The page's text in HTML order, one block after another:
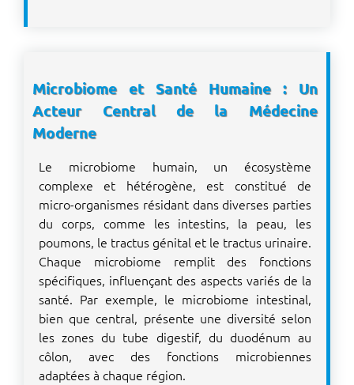
Microbiome et Santé Humaine : Un
Acteur Central de la Médecine
Moderne
Le microbiome humain, un écosystème
complexe et hétérogène, est constitué de
micro-organismes résidant dans diverses parties
du corps, comme les intestins, la peau, les
poumons, le tractus génital et le tractus urinaire.
Chaque microbiome remplit des fonctions
spécifiques, influençant des aspects variés de la
santé. Par exemple, le microbiome intestinal,
bien que central, présente une diversité selon
les zones du tube digestif, du duodénum au
côlon, avec des fonctions microbiennes
adaptées à chaque région.